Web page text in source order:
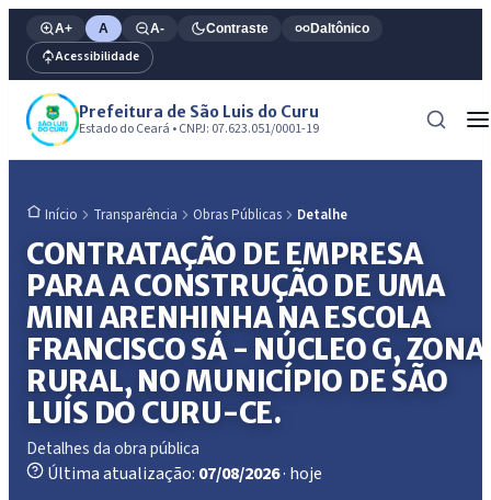
A+ A A- Contraste Daltônico
Acessibilidade
Prefeitura de São Luis do Curu
Estado do Ceará • CNPJ: 07.623.051/0001-19
Início Transparência Obras Públicas Detalhe
CONTRATAÇÃO DE EMPRESA
PARA A CONSTRUÇÃO DE UMA
MINI ARENHINHA NA ESCOLA
FRANCISCO SÁ - NÚCLEO G, ZONA
RURAL, NO MUNICÍPIO DE SÃO
LUÍS DO CURU-CE.
Detalhes da obra pública
Última atualização: 07/08/2026· hoje